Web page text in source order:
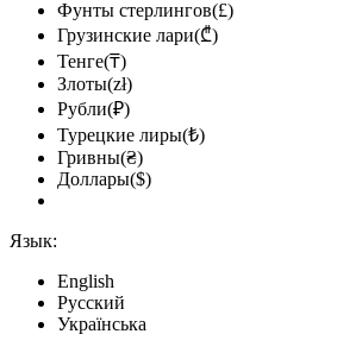
Фунты стерлингов(£)
Грузинские лари(₾)
Тенге(₸)
Злоты(zł)
Рубли(₽)
Турецкие лиры(₺)
Гривны(₴)
Доллары($)
Язык:
English
Русский
Українська